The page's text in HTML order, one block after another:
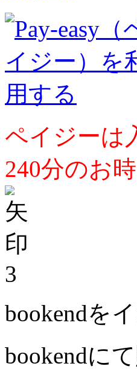
ペイジーは
240分のお
3
bookendを
bookendに